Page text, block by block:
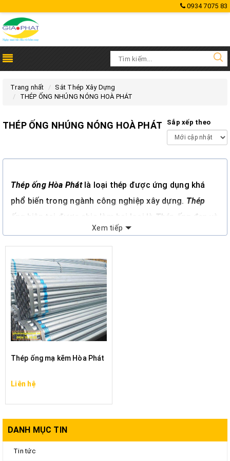
0934 7075 83
Trang nhất
Sắt Thép Xây Dựng
THÉP ỐNG NHÚNG NÓNG HOÀ PHÁT
THÉP ỐNG NHÚNG NÓNG HOÀ PHÁT Sắp xếp theo
Thép ống Hòa Phátlà loại thép được ứng dụng khá
phổ biến trong ngành công nghiệp xây dựng. Thép
ống
hiện tại được chia làm hai loại là Thép ống đen
và
Thép ống mạ kẽm, cả hai loại này đều có ưu điểm là
độ bền cao, chịu được áp lực, có khả năng chống ăn
mòn cũng như hạn chế được gỉ sét hình thành lên bề
mặt vật liệu.
Xem tiếp
Thép ống mạ kẽm Hòa Phát
Liên hệ
DANH MỤC TIN
Tin tức